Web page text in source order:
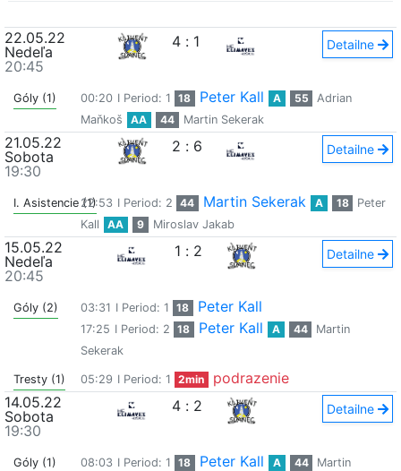
22.05.22
Nedeľa
20:45
4 : 1 Detailne
Góly (1) 00:20 I Period: 1 18 Peter Kall A 55
Adrian
Maňkoš
AA 44 Martin Sekerak
21.05.22
Sobota
19:30
2 : 6 Detailne
I. Asistencie (1)22:53 I Period: 2 44 Martin Sekerak A 18
Peter
Kall
AA 9 Miroslav Jakab
15.05.22
Nedeľa
20:45
1 : 2 Detailne
Góly (2) 03:31 I Period: 1 18 Peter Kall
17:25 I Period: 2 18 Peter Kall A 44
Martin
Sekerak
Tresty (1) 05:29 I Period: 1 2min
podrazenie
14.05.22
Sobota
19:30
4 : 2 Detailne
Góly (1) 08:03 I Period: 1 18 Peter Kall A 44
Martin